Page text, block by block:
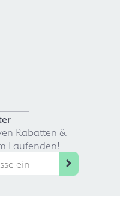
Rabatten &
Laufenden!